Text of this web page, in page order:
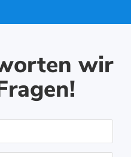
wir